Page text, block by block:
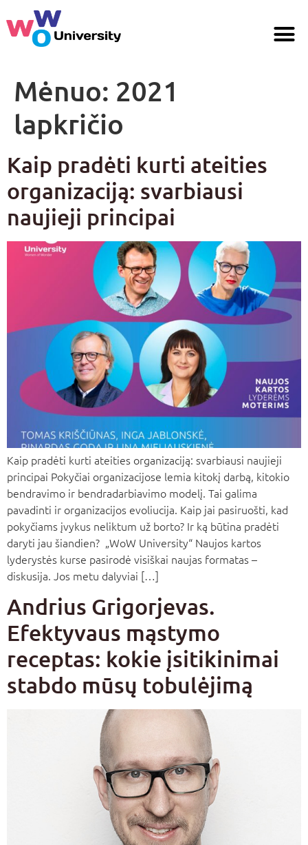
Mėnuo: 2021
lapkričio
Kaip pradėti kurti ateities
organizaciją: svarbiausi
naujieji principai
Kaip pradėti kurti ateities organizaciją: svarbiausi naujieji
principai Pokyčiai organizacijose lemia kitokį darbą, kitokio
bendravimo ir bendradarbiavimo modelį. Tai galima
pavadinti ir organizacijos evoliucija. Kaip jai pasiruošti, kad
pokyčiams įvykus neliktum už borto? Ir ką būtina pradėti
daryti jau šiandien? „WoW University“ Naujos kartos
lyderystės kurse pasirodė visiškai naujas formatas –
diskusija. Jos metu dalyviai […]
Andrius Grigorjevas.
Efektyvaus mąstymo
receptas: kokie įsitikinimai
stabdo mūsų tobulėjimą